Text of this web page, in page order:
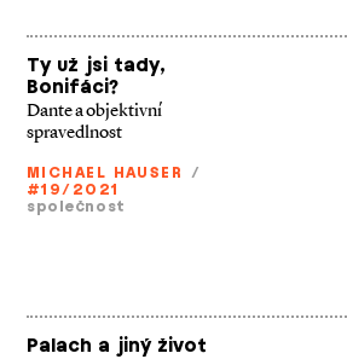
Ty už jsi tady,
Bonifáci?
Dante a objektivní
spravedlnost
MICHAEL HAUSER /
#19/2021
společnost
Palach a jiný život